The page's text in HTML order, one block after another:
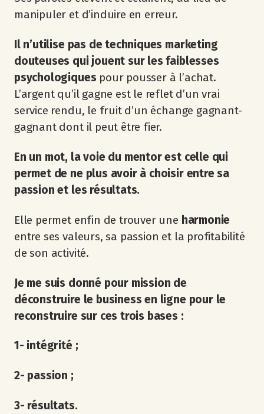
manipuler et d’induire en erreur.
Il n’utilise pas de techniques marketing
douteuses qui jouent sur les faiblesses
psychologiques pour pousser à l’achat.
L’argent qu’il gagne est le reflet d’un vrai
service rendu, le fruit d’un échange gagnant-
gagnant dont il peut être fier.​
En un mot, la voie du mentor est celle qui
permet de ne plus avoir à choisir entre sa
passion et les résultats.
Elle permet enfin de trouver une harmonie
entre ses valeurs, sa passion et la profitabilité
de son activité.
Je me suis donné pour mission de
déconstruire le business en ligne pour le
reconstruire sur ces trois bases :
1- intégrité ;
2- passion ;
3- résultats.